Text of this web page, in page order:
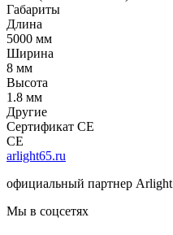
Габариты
Длина
5000 мм
Ширина
8 мм
Высота
1.8 мм
Другие
Сертификат CE
CE
arlight65.ru
официальный партнер Arlight
Мы в соцсетях